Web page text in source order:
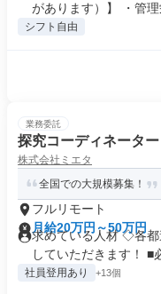
があります）】 ・管理
シフト自由
業務委託
探究コーディネーター
株式会社ミエタ
全国での大規模募集！
フルリモート
月給20万円～50万円
求めている人材 ◇各都
していただきます！ ■
社員登用あり +13個